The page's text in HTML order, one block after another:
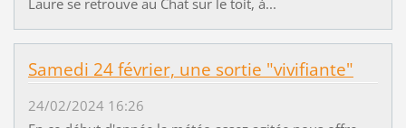
Samedi 24 février, une sortie "vivifiante"
24/02/2024 16:26